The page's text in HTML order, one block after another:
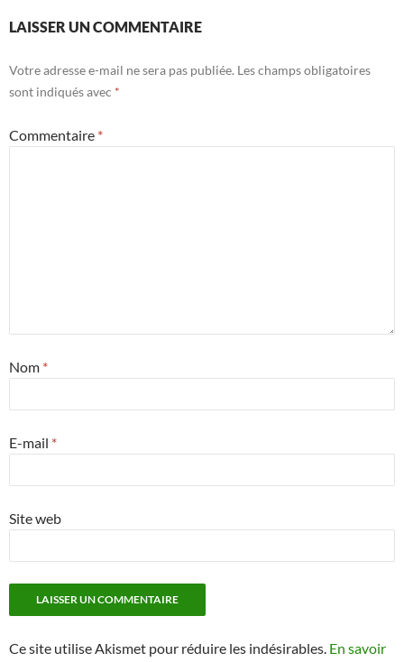
LAISSER UN COMMENTAIRE
Votre adresse e-mail ne sera pas publiée. Les champs obligatoires
sont indiqués avec *
Commentaire *
Nom *
E-mail *
Site web
Ce site utilise Akismet pour réduire les indésirables. En savoir